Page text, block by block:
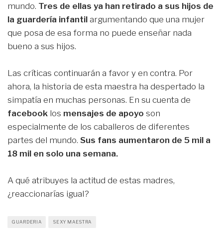
mundo. Tres de ellas ya han retirado a sus hijos de
la guardería infantil argumentando que una mujer
que posa de esa forma no puede enseñar nada
bueno a sus hijos.
Las críticas continuarán a favor y en contra. Por
ahora, la historia de esta maestra ha despertado la
simpatía en muchas personas. En su cuenta de
facebook los mensajes de apoyo son
especialmente de los caballeros de diferentes
partes del mundo. Sus fans aumentaron de 5 mil a
18 mil en solo una semana.
A qué atribuyes la actitud de estas madres,
¿reaccionarías igual?
GUARDERIA SEXY MAESTRA